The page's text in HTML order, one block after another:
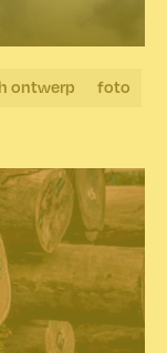
ontwerp
foto